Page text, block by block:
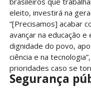
eleito, investirá na
“[Precisamos] acabar
avançar na educação
dignidade do povo,
ciência e na
prioridades caso se
Segurança